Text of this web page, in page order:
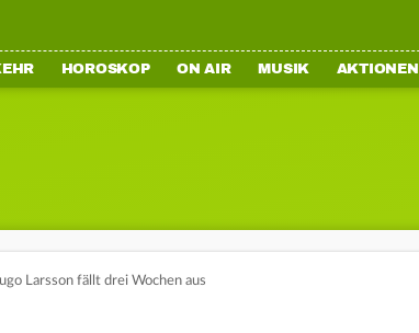
HOROSKOP ON AIR MUSIK AKTIONEN
Larsson fällt drei Wochen aus